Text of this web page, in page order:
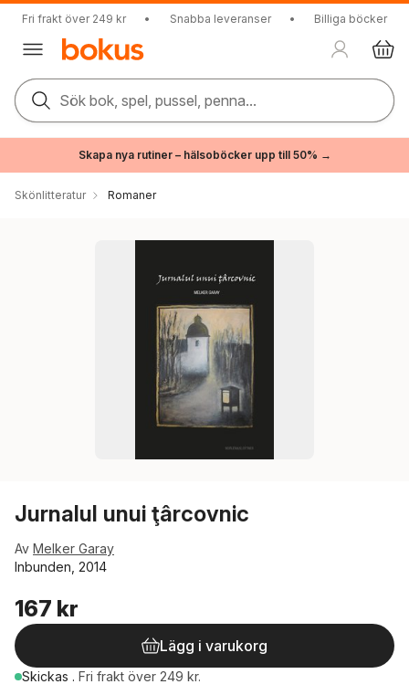
Fri frakt över 249 kr • Snabba leveranser • Billiga böcker
Sök bok, spel, pussel, penna...
Skapa nya rutiner – hälsoböcker upp till 50% →
Skönlitteratur Romaner
Jurnalul unui ţârcovnic
Av Melker Garay
Inbunden, 2014
167 kr
Lägg i varukorg
Skickas . Fri frakt över 249 kr.